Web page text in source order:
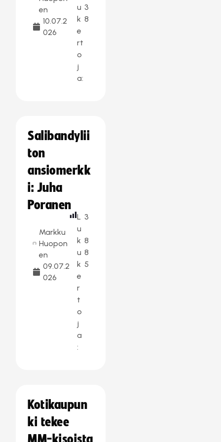
en
10.07.2
026
u
k
e
rt
o
j
a:
3
8
Salibandylii
ton
ansiomerkk
i: Juha
Poranen
Markku
Huopon
en
09.07.2
026
L
u
k
u
k
e
r
t
o
j
a
:
3
8
8
5
Kotikaupun
ki tekee